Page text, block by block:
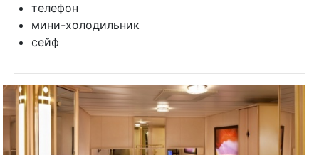
телефон
мини-холодильник
сейф